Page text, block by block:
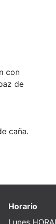
con
de
caña.
Horario
Lunes